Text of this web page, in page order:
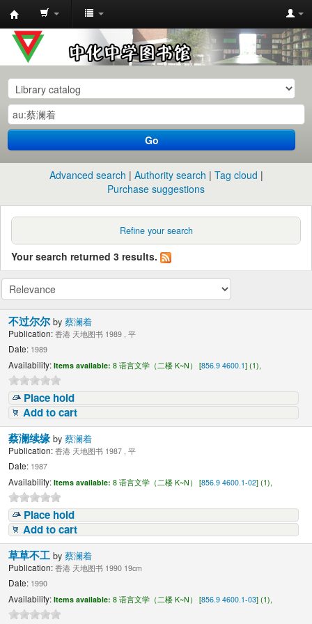
中
化
中
学
图
书
馆
目
Go
Advanced search Authority search
Tag cloud
Purchase suggestions
Refine your search
Your search returned 3 results.
不过尔尔by蔡澜着
Publication: 香港 天地图书 1989 , 平
Date: 1989
Availability: Items available: 8 语言文学（二楼 K~N） [856.9 4600.1] (1),
Place hold
Add to cart
蔡澜续缘by蔡澜着
Publication: 香港 天地图书 1987 , 平
Date: 1987
Availability: Items available: 8 语言文学（二楼 K~N） [856.9 4600.1-02] (1),
Place hold
Add to cart
草草不工by蔡澜着
Publication: 香港 天地图书 1990 19cm
Date: 1990
Availability: Items available: 8 语言文学（二楼 K~N） [856.9 4600.1-03] (1),